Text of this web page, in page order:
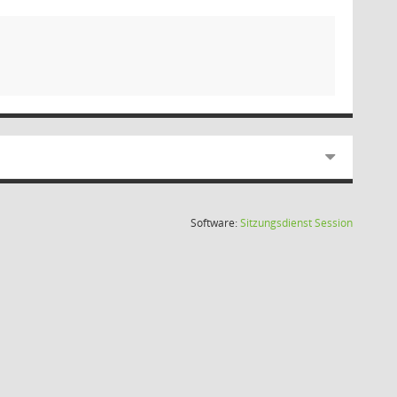
Software:SitzungsdienstSession(Wird in